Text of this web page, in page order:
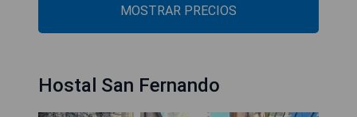
MOSTRAR PRECIOS
Hostal San Fernando